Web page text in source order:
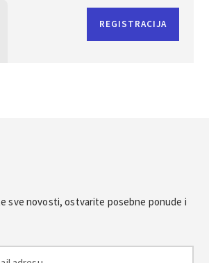
REGISTRACIJA
sve novosti, ostvarite posebne ponude i